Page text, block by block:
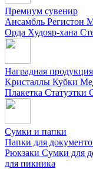
Премиум сувенир
Ансамбль Регистон
Орда Худояр-хана
Наградная продукция
Kристаллы Кубки
Плакетка Статуэтки
Сумки и папки
Папки для
Рюкзаки Сумки для
для пикника